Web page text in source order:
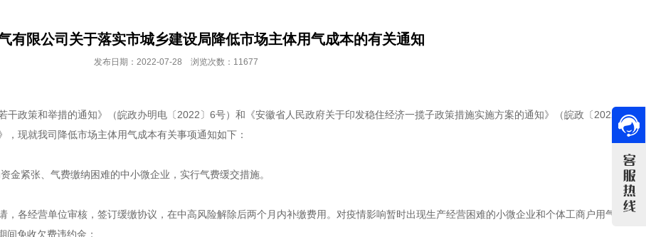
有限公司关于落实市城乡建设局降低市场主体用气成本的有关通知
发布日期：2022-07-28 浏览次数：11677
政策和举措的通知》（皖政办明电〔2022〕6号）和《安徽省人民政府关于印发稳住经济一揽子政策措施实施方案的通知》（皖政〔2022〕62
现就我司降低市场主体用气成本有关事项通知如下：
紧张、气费缴纳困难的中小微企业，实行气费缓交措施。
各经营单位审核，签订缓缴协议，在中高风险解除后两个月内补缴费用。对疫情影响暂时出现生产经营困难的小微企业和个体工商户用气实行“
间免收欠费违约金；